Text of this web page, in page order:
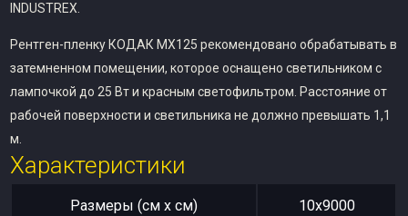
INDUSTREX.
Рентген-пленку КОДАК MX125 рекомендовано обрабатывать в
затемненном помещении, которое оснащено светильником с
лампочкой до 25 Вт и красным светофильтром. Расстояние от
рабочей поверхности и светильника не должно превышать 1,1
м.
Характеристики
Размеры (см x см) 10х9000